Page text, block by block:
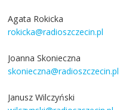
Agata Rokicka
rokicka@radioszczecin.pl
Joanna Skonieczna
skonieczna@radioszczecin.pl
Janusz Wilczyński